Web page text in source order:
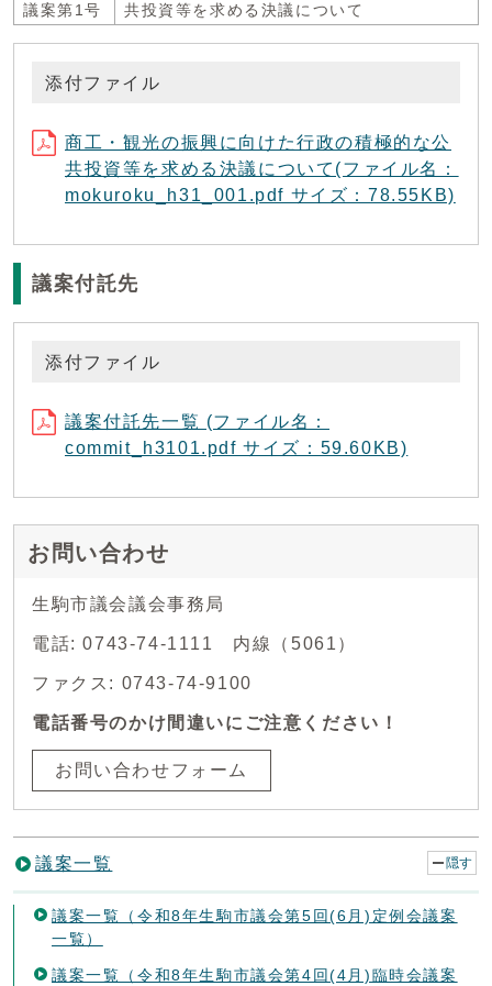
議案第1号
共投資等を求める決議について
添付ファイル
商工・観光の振興に向けた行政の積極的な公
共投資等を求める決議について(ファイル名：
mokuroku_h31_001.pdf サイズ：78.55KB)
議案付託先
添付ファイル
議案付託先一覧 (ファイル名：
commit_h3101.pdf サイズ：59.60KB)
お問い合わせ
生駒市議会議会事務局
電話: 0743-74-1111 内線（5061）
ファクス: 0743-74-9100
電話番号のかけ間違いにご注意ください！
お問い合わせフォーム
議案一覧 隠す
議案一覧（令和8年生駒市議会第5回(6月)定例会議案
一覧）
議案一覧（令和8年生駒市議会第4回(4月)臨時会議案